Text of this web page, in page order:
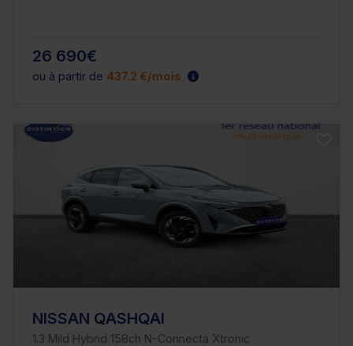
26 690€
ou à partir de 437.2 €/mois
NISSAN QASHQAI
1.3 Mild Hybrid 158ch N-Connecta Xtronic